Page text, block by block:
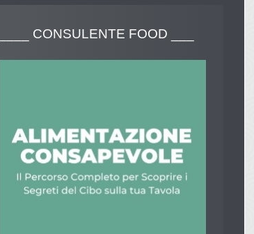
CONSULENTE FOOD ___